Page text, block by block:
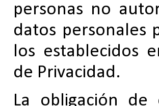
personas no
datos personales
los establecidos
de Privacidad.
La obligación de